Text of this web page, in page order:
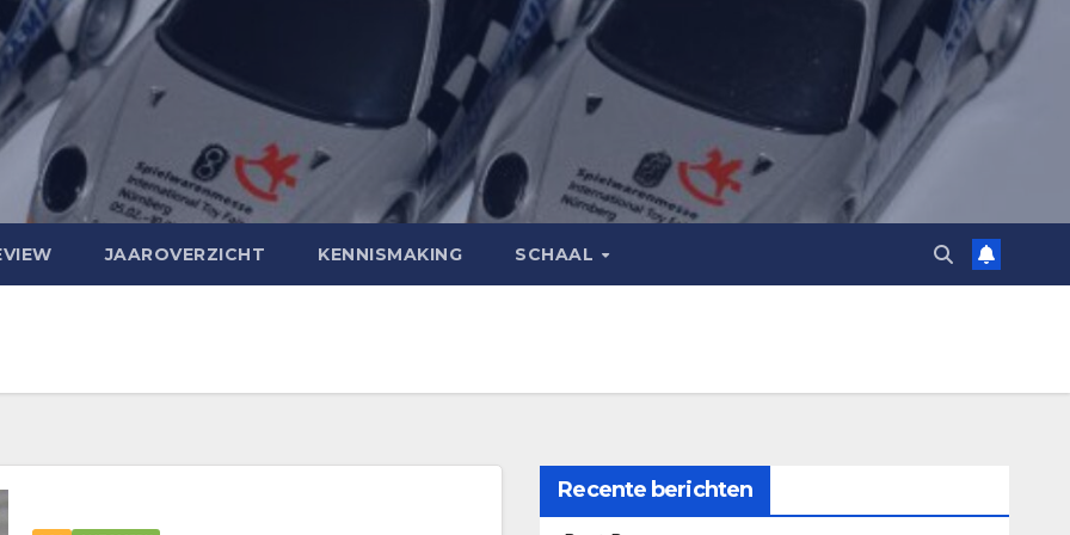
JAAROVERZICHT KENNISMAKING SCHAAL
Recente berichten